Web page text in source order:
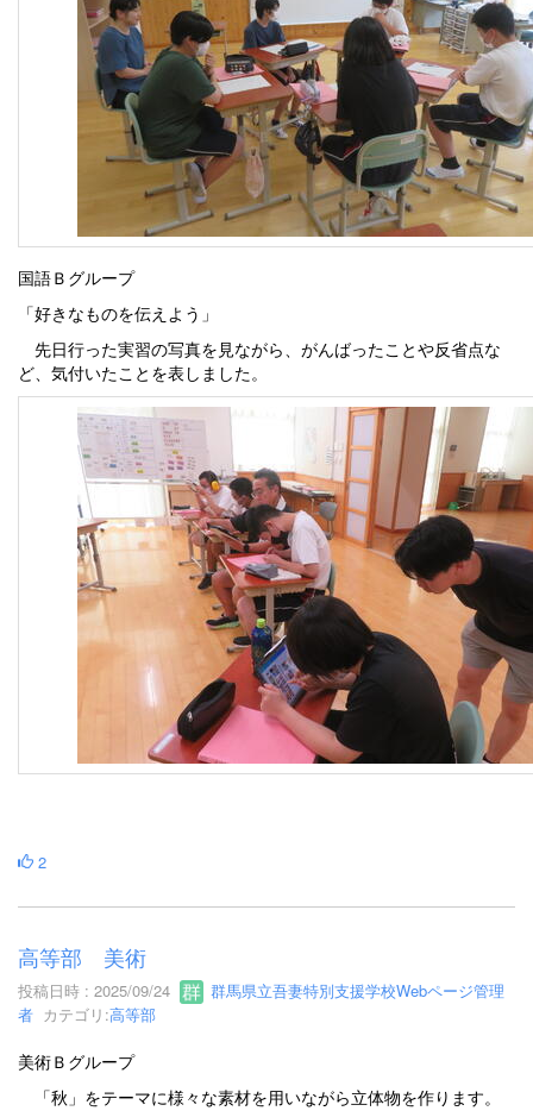
国語Ｂグループ
「好きなものを伝えよう」
先日行った実習の写真を見ながら、がんばったことや反省点な
ど、気付いたことを表しました。
2
高等部 美術
投稿日時 : 2025/09/24
群馬県立吾妻特別支援学校Webページ管理
者 カテゴリ:高等部
美術Ｂグループ
「秋」をテーマに様々な素材を用いながら立体物を作ります。